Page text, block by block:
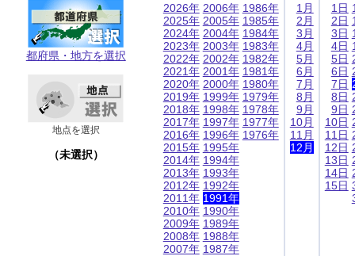
都府県・地方を選択
地点を選択
（未選択）
2026年
2025年
2024年
2023年
2022年
2021年
2020年
2019年
2018年
2017年
2016年
2015年
2014年
2013年
2012年
2011年
2010年
2009年
2008年
2007年
2006年
2005年
2004年
2003年
2002年
2001年
2000年
1999年
1998年
1997年
1996年
1995年
1994年
1993年
1992年
1991年
1990年
1989年
1988年
1987年
1986年
1985年
1984年
1983年
1982年
1981年
1980年
1979年
1978年
1977年
1976年
1月
2月
3月
4月
5月
6月
7月
8月
9月
10月
11月
12月
1日
2日
3日
4日
5日
6日
7日
8日
9日
10日
11日
12日
13日
14日
15日